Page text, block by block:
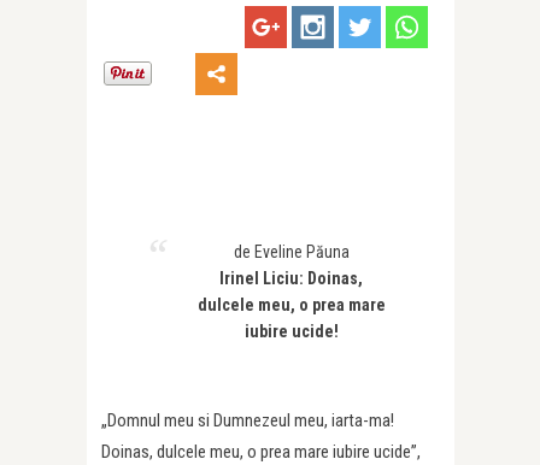
de Eveline Păuna
Irinel Liciu: Doinas,
dulcele meu, o prea mare
iubire ucide!
„Domnul meu si Dumnezeul meu, iarta-ma!
Doinas, dulcele meu, o prea mare iubire ucide”,